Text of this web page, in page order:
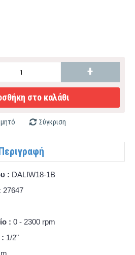
+
στο καλάθι
Σύγκριση
: DALIW18-1B
27647
: 0 - 2300 rpm
: 1/2"